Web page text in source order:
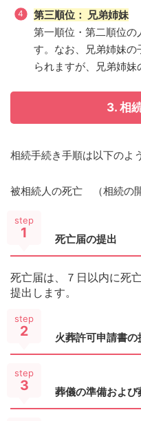
第三順位： 兄弟姉妹
第一順位・第二順位の
す。なお、兄弟姉妹
られますが、兄弟姉妹
3. 相
相続手続き手順は以下のよ
被相続人の死亡 （相続の開
step
1 死亡届の提出
死亡届は、７日以内に死
提出します。
step
2 火葬許可申請書の
step
3 葬儀の準備および